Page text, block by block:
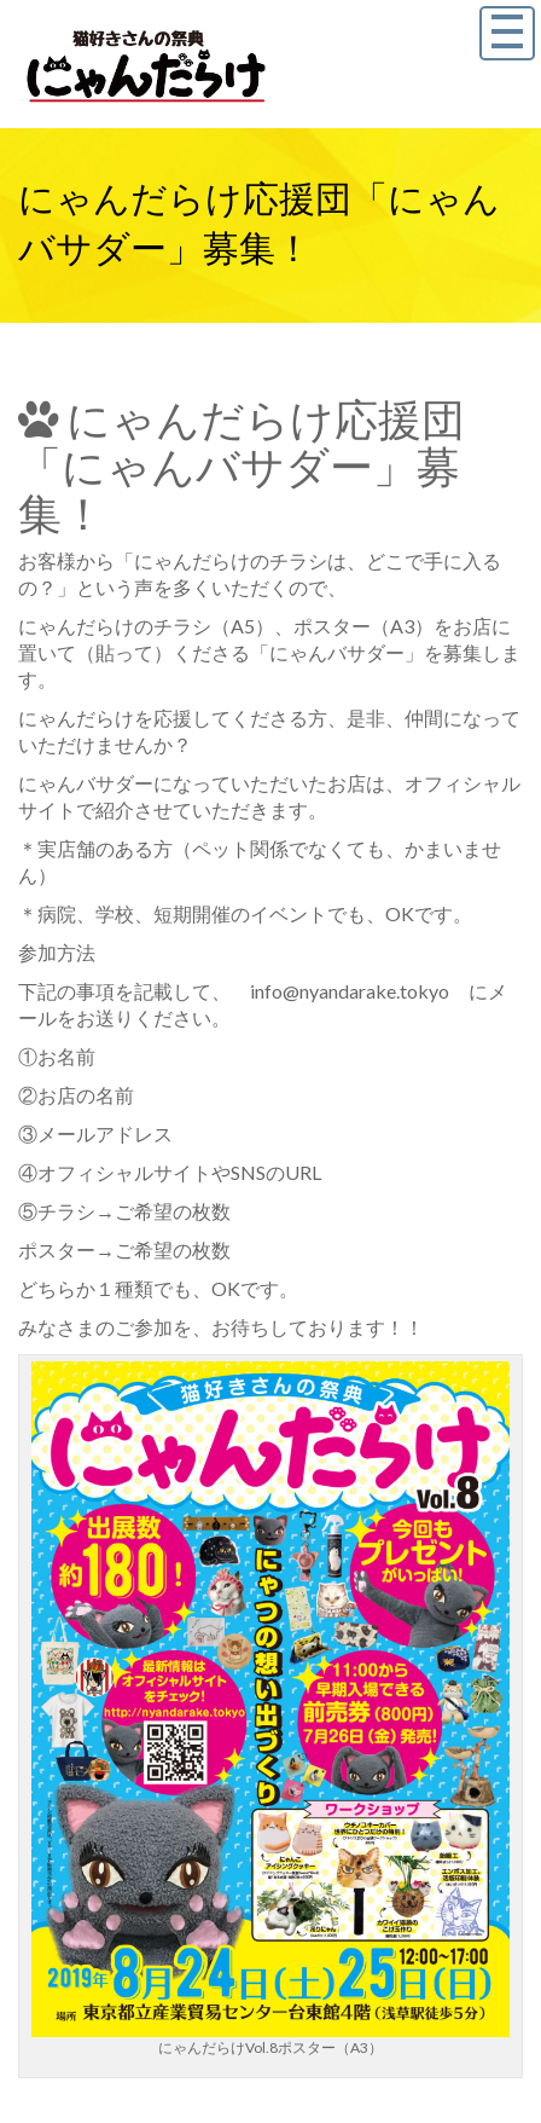
にゃんだらけ応援団「にゃん
バサダー」募集！
にゃんだらけ応援団
「にゃんバサダー」募
集！
お客様から「にゃんだらけのチラシは、どこで手に入る
の？」という声を多くいただくので、
にゃんだらけのチラシ（A5）、ポスター（A3）をお店に
置いて（貼って）くださる「にゃんバサダー」を募集しま
す。
にゃんだらけを応援してくださる方、是非、仲間になって
いただけませんか？
にゃんバサダーになっていただいたお店は、オフィシャル
サイトで紹介させていただきます。
＊実店舗のある方（ペット関係でなくても、かまいませ
ん）
＊病院、学校、短期開催のイベントでも、OKです。
参加方法
下記の事項を記載して、 info@nyandarake.tokyo にメ
ールをお送りください。
①お名前
②お店の名前
③メールアドレス
④オフィシャルサイトやSNSのURL
⑤チラシ→ご希望の枚数
ポスター→ご希望の枚数
どちらか１種類でも、OKです。
みなさまのご参加を、お待ちしております！！
にゃんだらけVol.8ポスター（A3）